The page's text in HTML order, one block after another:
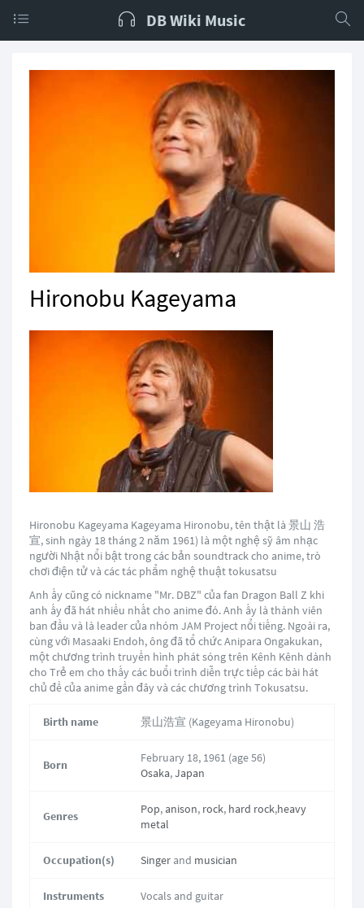
DB Wiki Music
Hironobu Kageyama
Hironobu Kageyama Kageyama Hironobu, tên thật là 景山 浩
宣, sinh ngày 18 tháng 2 năm 1961) là một nghệ sỹ âm nhạc
người Nhật nổi bật trong các bản soundtrack cho anime, trò
chơi điện tử và các tác phẩm nghệ thuật tokusatsu
Anh ấy cũng có nickname "Mr. DBZ" của fan Dragon Ball Z khi
anh ấy đã hát nhiều nhất cho anime đó. Anh ấy là thành viên
ban đầu và là leader của nhóm JAM Project nổi tiếng. Ngoài ra,
cùng với Masaaki Endoh, ông đã tổ chức Anipara Ongakukan,
một chương trình truyền hình phát sóng trên Kênh Kênh dành
cho Trẻ em cho thấy các buổi trình diễn trực tiếp các bài hát
chủ đề của anime gần đây và các chương trình Tokusatsu.
Birth name 景山浩宣 (Kageyama Hironobu)
Born February 18, 1961 (age 56)
Osaka,Japan
Genres Pop, anison, rock, hard rock,heavy
metal
Occupation(s) Singer and musician
Instruments Vocals and guitar